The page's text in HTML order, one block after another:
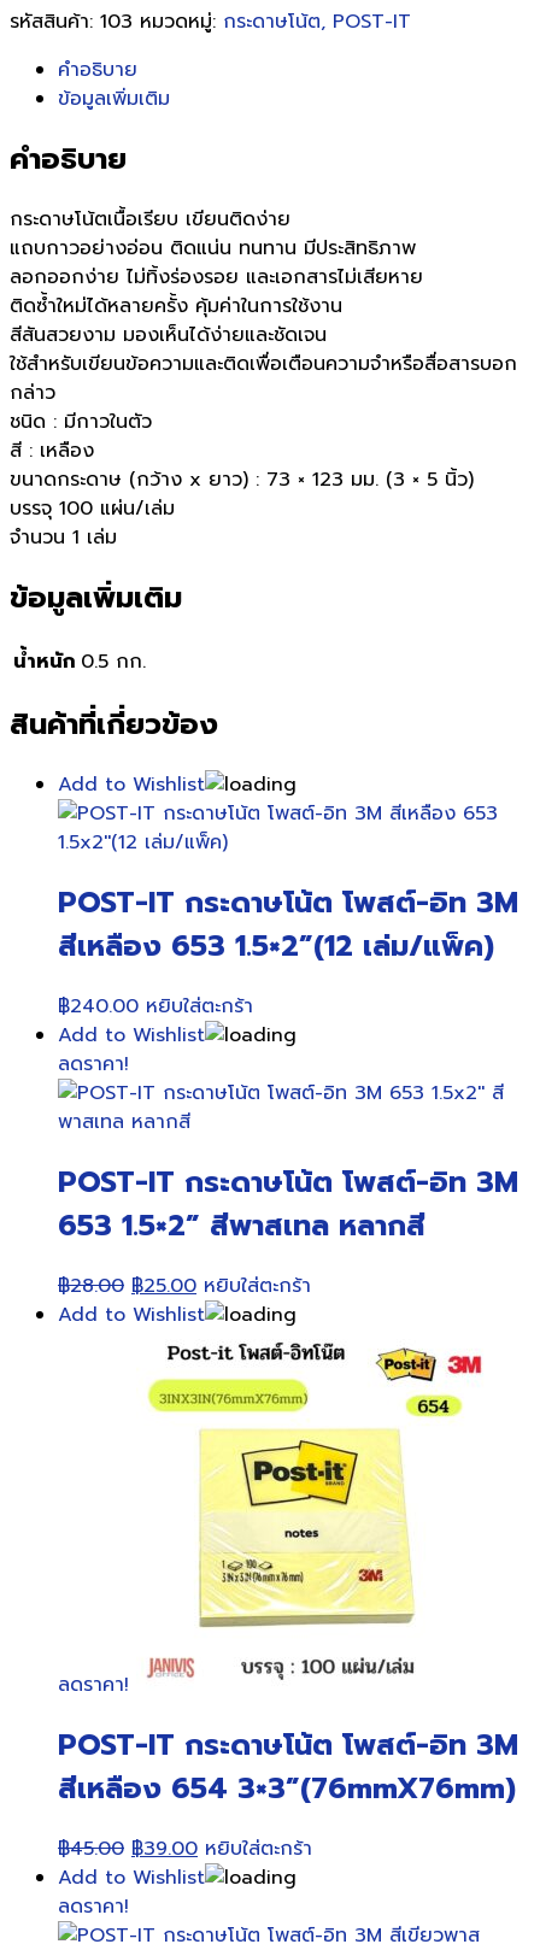
รหัสสินค้า: 103 หมวดหมู่: กระดาษโน้ต, POST-IT
คำอธิบาย
ข้อมูลเพิ่มเติม
คำอธิบาย
กระดาษโน้ตเนื้อเรียบ เขียนติดง่าย
แถบกาวอย่างอ่อน ติดแน่น ทนทาน มีประสิทธิภาพ
ลอกออกง่าย ไม่ทิ้งร่องรอย และเอกสารไม่เสียหาย
ติดซ้ำใหม่ได้หลายครั้ง คุ้มค่าในการใช้งาน
สีสันสวยงาม มองเห็นได้ง่ายและชัดเจน
ใช้สำหรับเขียนข้อความและติดเพื่อเตือนความจำหรือสื่อสารบอก
กล่าว
ชนิด : มีกาวในตัว
สี : เหลือง
ขนาดกระดาษ (กว้าง x ยาว) : 73 × 123 มม. (3 × 5 นิ้ว)
บรรจุ 100 แผ่น/เล่ม
จำนวน 1 เล่ม
ข้อมูลเพิ่มเติม
น้ำหนัก 0.5 กก.
สินค้าที่เกี่ยวข้อง
Add to Wishlist
POST-IT กระดาษโน้ต โพสต์-อิท 3M
สีเหลือง 653 1.5×2”(12 เล่ม/แพ็ค)
฿240.00 หยิบใส่ตะกร้า
Add to Wishlist
ลดราคา!
POST-IT กระดาษโน้ต โพสต์-อิท 3M
653 1.5×2” สีพาสเทล หลากสี
฿28.00 Original
price
was:
฿28.00.
฿25.00Current
price
is:
฿25.00.
หยิบใส่ตะกร้า
Add to Wishlist
ลดราคา!
POST-IT กระดาษโน้ต โพสต์-อิท 3M
สีเหลือง 654 3×3”(76mmX76mm)
฿45.00 Original
price
฿45.00.
฿39.00Current
price
฿39.00.
หยิบใส่ตะกร้า
Add to Wishlist
ลดราคา!